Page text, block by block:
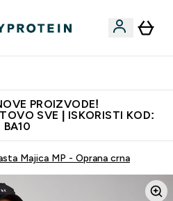
PROIZVODE!
SVE | ISKORISTI KOD:
BA10
Majica MP - Oprana crna